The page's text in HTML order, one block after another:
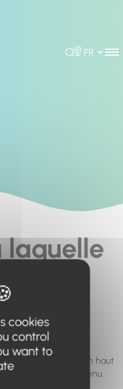
Rechercher
Choisir la
laquelle
à
plus.
de recherche en haut
pour trouver le contenu
cookies
control
want to